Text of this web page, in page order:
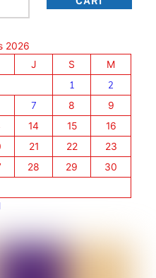
2026
J S
M
1
2
7 8
9
14 15
16
21 22
23
28 29
30